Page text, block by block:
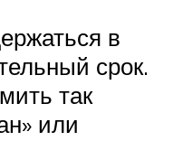
в
срок.
так
или